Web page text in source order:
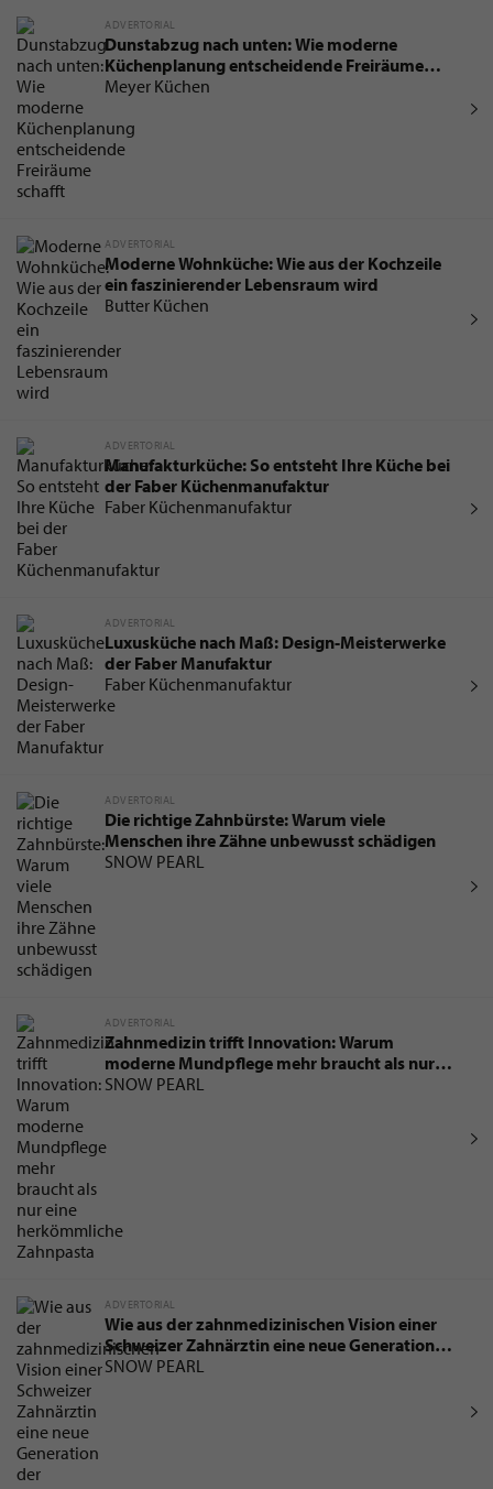
ADVERTORIAL
Dunstabzug nach unten: Wie moderne
Küchenplanung entscheidende Freiräume
schafft
Meyer Küchen
ADVERTORIAL
Moderne Wohnküche: Wie aus der Kochzeile
ein faszinierender Lebensraum wird
Butter Küchen
ADVERTORIAL
Manufakturküche: So entsteht Ihre Küche bei
der Faber Küchenmanufaktur
Faber Küchenmanufaktur
ADVERTORIAL
Luxusküche nach Maß: Design-Meisterwerke
der Faber Manufaktur
Faber Küchenmanufaktur
ADVERTORIAL
Die richtige Zahnbürste: Warum viele
Menschen ihre Zähne unbewusst schädigen
SNOW PEARL
ADVERTORIAL
Zahnmedizin trifft Innovation: Warum
moderne Mundpflege mehr braucht als nur
eine herkömmliche Zahnpasta
SNOW PEARL
ADVERTORIAL
Wie aus der zahnmedizinischen Vision einer
Schweizer Zahnärztin eine neue Generation
der Mundpflege entstand
SNOW PEARL